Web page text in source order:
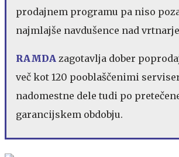
prodajnem programu pa niso
najmlajše navdušence nad
RAMDA zagotavlja dober
več kot 120 pooblaščenimi
nadomestne dele tudi po
garancijskem obdobju.